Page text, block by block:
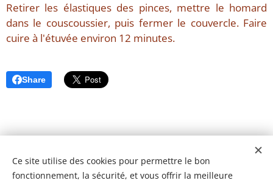
Retirer les élastiques des pinces, mettre le homard
dans le couscoussier, puis fermer le couvercle. Faire
cuire à l'étuvée environ 12 minutes.
Share
Ce site utilise des cookies pour permettre le bon
fonctionnement, la sécurité, et vous offrir la meilleure